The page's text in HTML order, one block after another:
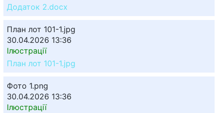
Додаток 2.docx
План лот 101-1.jpg
30.04.2026 13:36
Ілюстрації
План лот 101-1.jpg
Фото 1.png
30.04.2026 13:36
Ілюстрації